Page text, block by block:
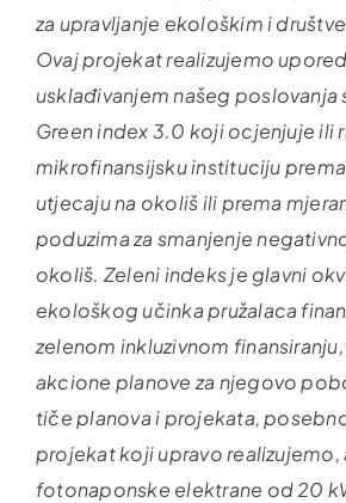
za upravljanje ekološkim i
Ovaj projekat realizujemo
usklađivanjem našeg poslovanja
Green index 3.0 koji ocjenjuje ili
mikrofinansijsku instituciju
utjecaju na okoliš ili prema
poduzima za smanjenje
okoliš. Zeleni indeks je glavni
ekološkog učinka pružalaca
zelenom inkluzivnom
akcione planove za njegovo
tiče planova i projekata,
projekat koji upravo realizujemo,
fotonaponske elektrane od 20